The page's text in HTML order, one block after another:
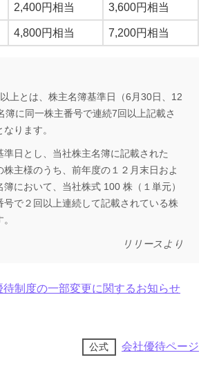
2,400円相当 3,600円相当
4,800円相当 7,200円相当
上とは、株主名簿基準日（6月30日、12
簿に同一株主番号で連続7回以上記載さ
ります。
準日とし、当社株主名簿に記載された
株主様のうち、前年度の１２月末日およ
において、当社株式 100 株（１単元）
号で２回以上連続して記載されている株
リリースより
待制度の一部変更に関するお知らせ
公式 会社優待ページ